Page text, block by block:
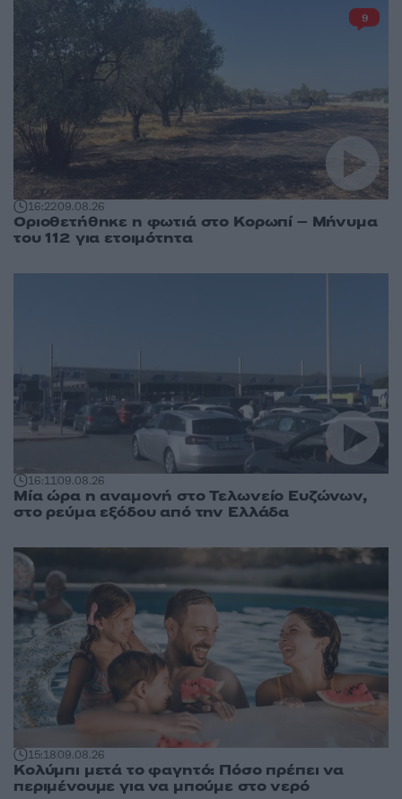
16:2209.08.26
Οριοθετήθηκε η φωτιά στο Κορωπί – Μήνυμα
του 112 για ετοιμότητα
9
16:1109.08.26
Μία ώρα η αναμονή στο Τελωνείο Ευζώνων,
στο ρεύμα εξόδου από την Ελλάδα
15:1809.08.26
Κολύμπι μετά το φαγητό: Πόσο πρέπει να
περιμένουμε για να μπούμε στο νερό